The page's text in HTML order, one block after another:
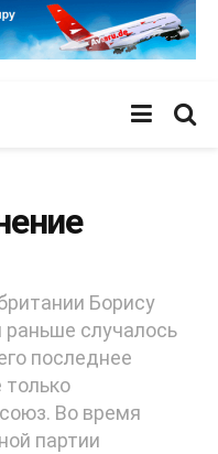
Борису
случалось
последнее
Во время
партии